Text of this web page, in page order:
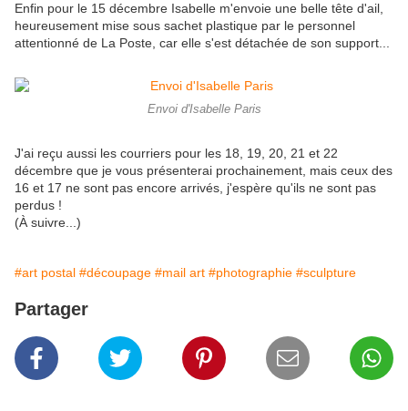
Enfin pour le 15 décembre Isabelle m'envoie une belle tête d'ail,
heureusement mise sous sachet plastique par le personnel
attentionné de La Poste, car elle s'est détachée de son support...
Envoi d'Isabelle Paris
J'ai reçu aussi les courriers pour les 18, 19, 20, 21 et 22
décembre que je vous présenterai prochainement, mais ceux des
16 et 17 ne sont pas encore arrivés, j'espère qu'ils ne sont pas
perdus !
(À suivre...)
#art postal #découpage #mail art #photographie #sculpture
Partager